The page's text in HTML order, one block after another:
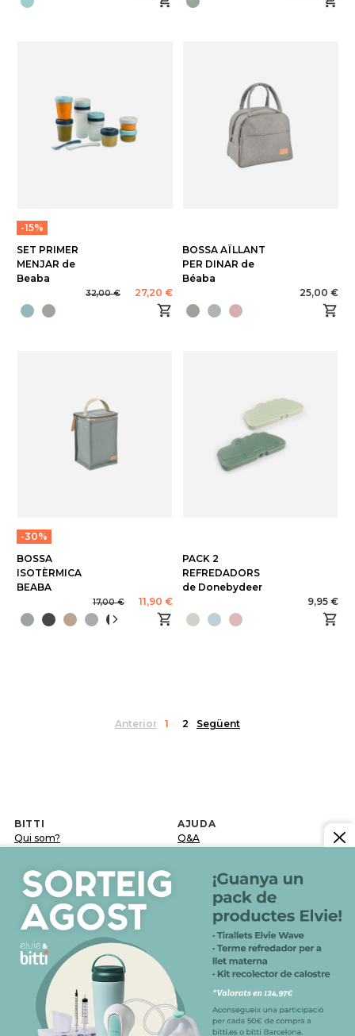
-15%
SET PRIMER
MENJAR de
Beaba
32,00 € 27,20 €
BOSSA AÏLLANT
PER DINAR de
Béaba
25,00 €
-30%
BOSSA
ISOTÈRMICA
BEABA
17,00 € 11,90 €
PACK 2
REFREDADORS
de Donebydeer
9,95 €
Anterior 1 2 Següent
BITTI
Qui som?
Blog
AJUDA
Q&A
Postvenda
INFORMACIÓ LEGAL
Avís legal
Política de confidencialitat i de protecció de dades
Política de cookies
Condicions generals de venda
SEGUEIX-NOS A